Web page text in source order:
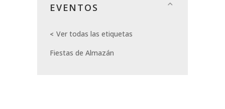
EVENTOS
Ver todas las etiquetas
Fiestas de Almazán